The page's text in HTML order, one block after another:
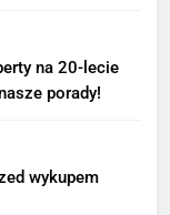
na 20-lecie
porady!
wykupem